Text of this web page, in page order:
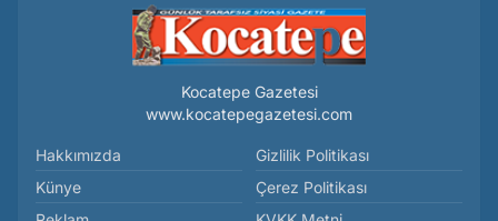
Kocatepe Gazetesi
www.kocatepegazetesi.com
Hakkımızda
Künye
Gizlilik Politikası
Çerez Politikası